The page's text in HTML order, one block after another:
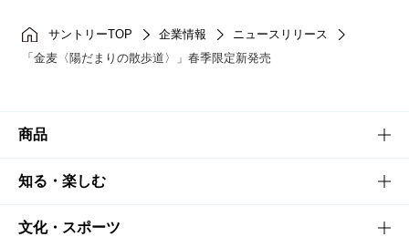
サントリーTOP 企業情報
ニュースリリース
「金麦〈陽だまりの散歩道〉」春季限定新発売
商品
商品TOP
商品一覧
知る・楽しむ
知る・楽しむTOP
文化・スポーツ